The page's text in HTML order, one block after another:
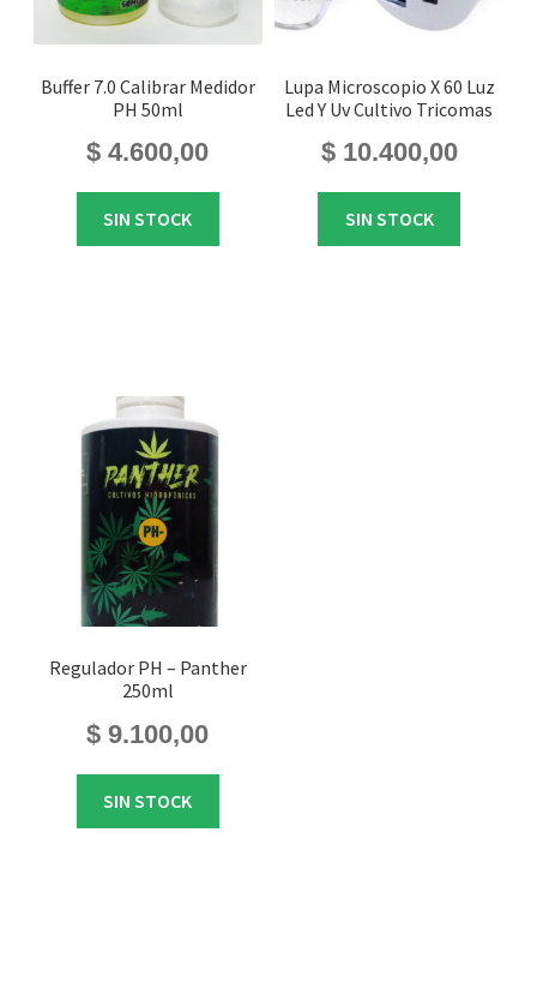
Buffer 7.0 Calibrar Medidor
PH 50ml
$ 4.600,00
SIN STOCK
Lupa Microscopio X 60 Luz
Led Y Uv Cultivo Tricomas
$10.400,00
SIN STOCK
Regulador PH – Panther
250ml
$ 9.100,00
SIN STOCK